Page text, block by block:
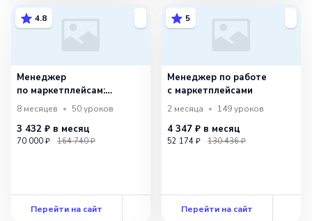
4.8
Менеджер
по маркетплейсам:
специализация аналитик
8 месяцев 50уроков
3 432 ₽ в месяц
70 000 ₽ 164 740 ₽
Перейти на сайт
5
Менеджер по работе
с маркетплейсами
2 месяца 149уроков
4 347 ₽ в месяц
52 174 ₽ 130 436 ₽
Перейти на сайт